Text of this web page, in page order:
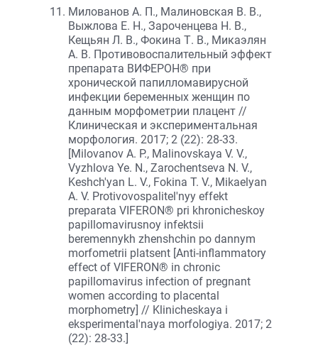
Милованов А. П., Малиновская В. В.,
Выжлова Е. Н., Зароченцева Н. В.,
Кещьян Л. В., Фокина Т. В., Микаэлян
А. В. Противовоспалительный эффект
препарата ВИФЕРОН® при
хронической папилломавирусной
инфекции беременных женщин по
данным морфометрии плацент //
Клиническая и экспериментальная
морфология. 2017; 2 (22): 28-33.
[Milovanov A. P., Malinovskaya V. V.,
Vyzhlova Ye. N., Zarochentseva N. V.,
Keshch'yan L. V., Fokina T. V., Mikaelyan
A. V. Protivovospalitel'nyy effekt
preparata VIFERON® pri khronicheskoy
papillomavirusnoy infektsii
beremennykh zhenshchin po dannym
morfometrii platsent [Anti-inflammatory
effect of VIFERON® in chronic
papillomavirus infection of pregnant
women according to placental
morphometry] // Klinicheskaya i
eksperimental'naya morfologiya. 2017; 2
(22): 28-33.]